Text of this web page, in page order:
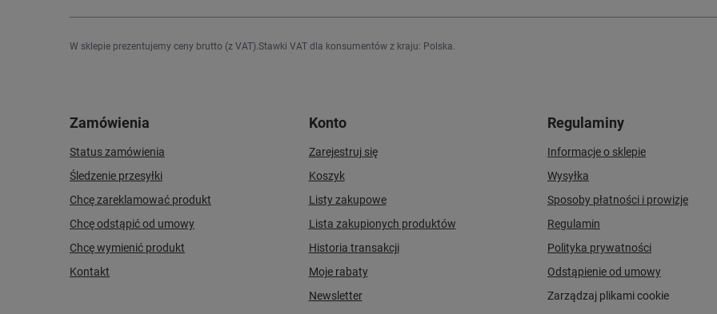
W sklepie prezentujemy ceny brutto (z VAT). Stawki VAT dla konsumentów z kraju: Polska
Zamówienia
Status zamówienia
Śledzenie przesyłki
Chcę zareklamować produkt
Chcę odstąpić od umowy
Chcę wymienić produkt
Kontakt
Konto
Zarejestruj się
Koszyk
Listy zakupowe
Lista zakupionych produktów
Historia transakcji
Moje rabaty
Newsletter
Regulaminy
Informacje o sklepie
Wysyłka
Sposoby płatności i prowizje
Regulamin
Polityka prywatności
Odstąpienie od umowy
Zarządzaj plikami cookie